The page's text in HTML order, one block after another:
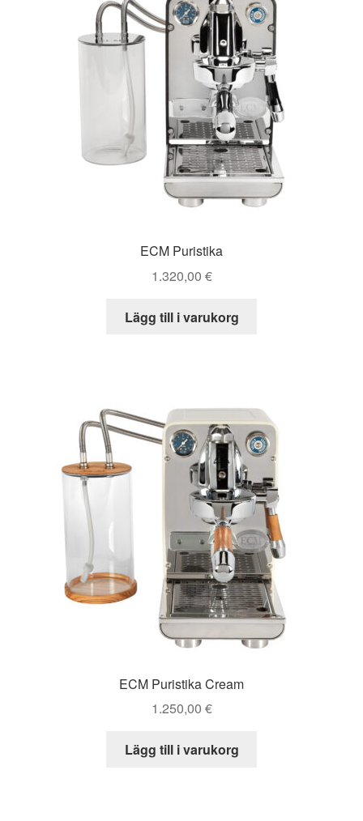
ECM Puristika
1.320,00 €
Lägg till i varukorg
ECM Puristika Cream
1.250,00 €
Lägg till i varukorg